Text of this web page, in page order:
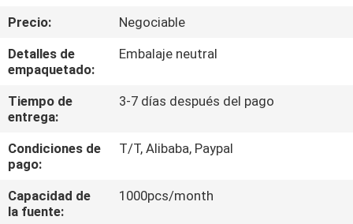
SOBRE
NOSOTROS
RECORRIDO
LA
FÁBRICA
Precio:
Negociable
Detalles de
empaquetado:
Embalaje neutral
Tiempo de
entrega:
3-7 días después del pago
Condiciones de
pago:
T/T, Alibaba, Paypal
Capacidad de
la fuente:
1000pcs/month